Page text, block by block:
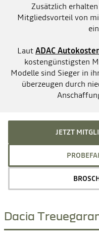
Zusätzlich
Mitgliedsvorteil von
LautADAC
kostengünstigsten
Modelle sind Sieger in
überzeugen durch
JETZT
Dacia